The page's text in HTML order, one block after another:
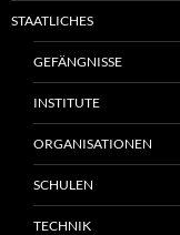
STAATLICHES
GEFÄNGNISSE
INSTITUTE
ORGANISATIONEN
SCHULEN
TECHNIK